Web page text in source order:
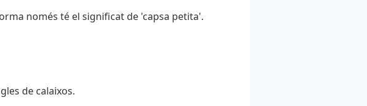
només té el significat de 'capsa petita'.
de calaixos.